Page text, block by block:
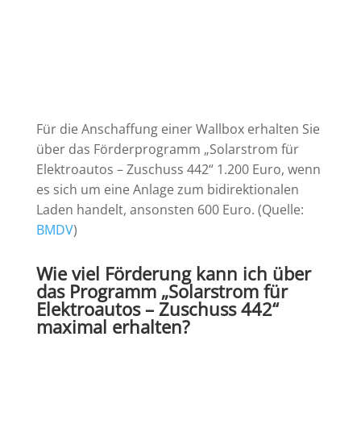
Für die Anschaffung einer Wallbox erhalten Sie
über das Förderprogramm „Solarstrom für
Elektroautos – Zuschuss 442“ 1.200 Euro, wenn
es sich um eine Anlage zum bidirektionalen
Laden handelt, ansonsten 600 Euro. (Quelle:
BMDV)
Wie viel Förderung kann ich über
das Programm „Solarstrom für
Elektroautos – Zuschuss 442“
maximal erhalten?